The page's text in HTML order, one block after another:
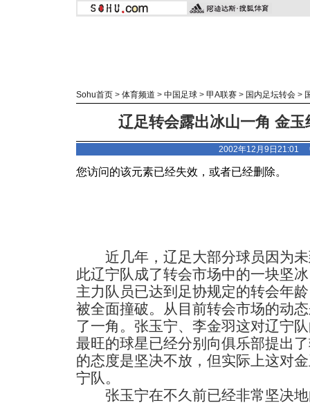
Sohu首页 > 体育频道 > 中国足球 > 甲A联赛 > 国内足坛转会 >
辽足转会露出冰山一角 金
2002年12月9日21:01
近几年，辽足大部分球员因为未
此辽宁队成了转会市场中的一块坚
主力队员已达到足协规定的转会年
被全面撞破。从目前转会市场的动
了一角。张玉宁、李金羽这对辽宁
最旺的球星已经分别向俱乐部提出
的态度是坚决不放，但实际上这对
宁队。
张玉宁在不久前已经非常坚决地